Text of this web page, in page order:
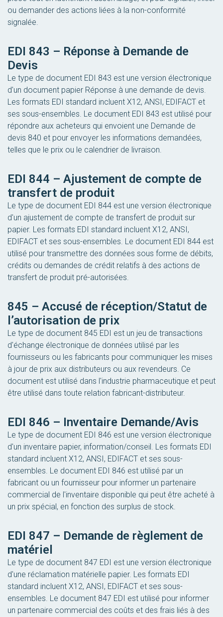
ou demander des actions liées à la non-conformité
signalée.
EDI 843 – Réponse à Demande de
Devis
Le type de document EDI 843 est une version électronique
d'un document papier Réponse à une demande de devis.
Les formats EDI standard incluent X12, ANSI, EDIFACT et
ses sous-ensembles. Le document EDI 843 est utilisé pour
répondre aux acheteurs qui envoient une Demande de
devis 840 et pour envoyer les informations demandées,
telles que le prix ou le calendrier de livraison.
EDI 844 – Ajustement de compte de
transfert de produit
Le type de document EDI 844 est une version électronique
d'un ajustement de compte de transfert de produit sur
papier. Les formats EDI standard incluent X12, ANSI,
EDIFACT et ses sous-ensembles. Le document EDI 844 est
utilisé pour transmettre des données sous forme de débits,
crédits ou demandes de crédit relatifs à des actions de
transfert de produit pré-autorisées.
845 – Accusé de réception/Statut de
l’autorisation de prix
Le type de document 845 EDI est un jeu de transactions
d'échange électronique de données utilisé par les
fournisseurs ou les fabricants pour communiquer les mises
à jour de prix aux distributeurs ou aux revendeurs. Ce
document est utilisé dans l'industrie pharmaceutique et peut
être utilisé dans toute relation fabricant-distributeur.
EDI 846 – Inventaire Demande/Avis
Le type de document EDI 846 est une version électronique
d'un inventaire papier, information/conseil. Les formats EDI
standard incluent X12, ANSI, EDIFACT et ses sous-
ensembles. Le document EDI 846 est utilisé par un
fabricant ou un fournisseur pour informer un partenaire
commercial de l'inventaire disponible qui peut être acheté à
un prix spécial, en fonction des surplus de stock.
EDI 847 – Demande de règlement de
matériel
Le type de document 847 EDI est une version électronique
d'une réclamation matérielle papier. Les formats EDI
standard incluent X12, ANSI, EDIFACT et ses sous-
ensembles. Le document 847 EDI est utilisé pour informer
un partenaire commercial des coûts et des frais liés à des